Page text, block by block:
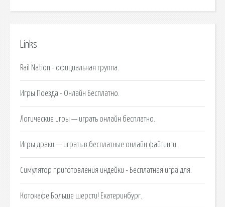
Links
Rail Nation - официальная группа.
Игры Поезда - Онлайн Бесплатно.
Логические игры — играть онлайн бесплатно.
Игры драки — играть в бесплатные онлайн файтинги.
Симулятор приготовления индейки - Бесплатная игра для.
Котокафе Больше шерсти! Екатеринбург.